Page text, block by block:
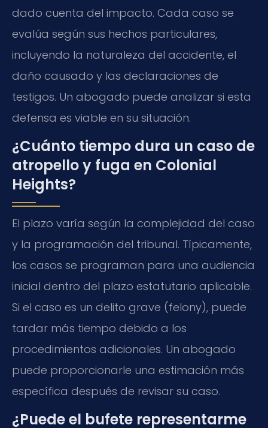
dado cuenta del impacto. Cada caso se
evalúa según sus hechos particulares,
incluyendo la naturaleza del accidente, el
daño causado y las declaraciones de
testigos. Un abogado puede analizar si esta
defensa es viable en su situación.
¿Cuánto tiempo dura un caso de
atropello y fuga en Colonial
Heights?
El plazo varía según la complejidad del caso
y la programación del tribunal. Típicamente,
los casos se programan para una audiencia
inicial dentro del plazo estatutario aplicable.
Si el caso es un delito grave (felony), puede
tardar más tiempo debido a los
procedimientos adicionales. Un abogado
puede proporcionarle una estimación más
específica después de revisar su caso.
¿Puede el bufete representarme